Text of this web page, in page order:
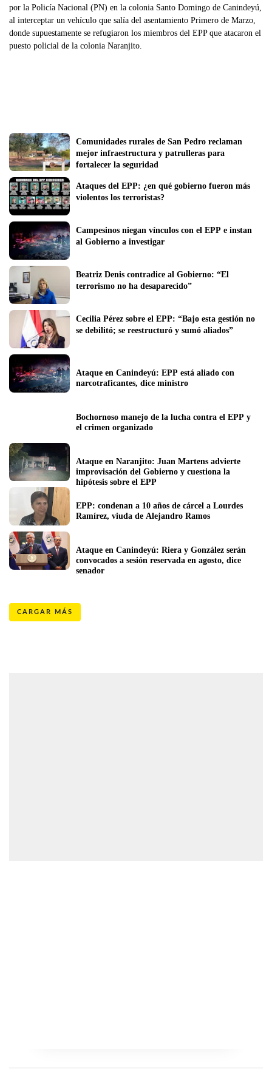
por la Policía Nacional (PN) en la colonia Santo Domingo de Canindeyú,
al interceptar un vehículo que salía del asentamiento Primero de Marzo,
donde supuestamente se refugiaron los miembros del EPP que atacaron el
puesto policial de la colonia Naranjito.
Comunidades rurales de San Pedro reclaman
mejor infraestructura y patrulleras para
fortalecer la seguridad
Ataques del EPP: ¿en qué gobierno fueron más
violentos los terroristas?
Campesinos niegan vínculos con el EPP e instan
Beatriz Denis contradice al Gobierno: “El
terrorismo no ha desaparecido”
Cecilia Pérez sobre el EPP: “Bajo esta gestión no
se debilitó; se reestructuró y sumó aliados”
Ataque en Canindeyú: EPP está aliado con
narcotraficantes, dice ministro
Bochornoso manejo de la lucha contra el EPP y
el crimen organizado
Ataque en Naranjito: Juan Martens advierte
improvisación del Gobierno y cuestiona la
hipótesis sobre el EPP
EPP: condenan a 10 años de cárcel a Lourdes
Ramírez, viuda de Alejandro Ramos
Ataque en Canindeyú: Riera y González serán
convocados a sesión reservada en agosto, dice
senador
CARGAR MÁS